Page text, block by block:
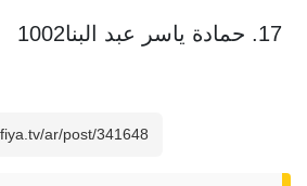
17. حمادة ياسر عبد البنا1002